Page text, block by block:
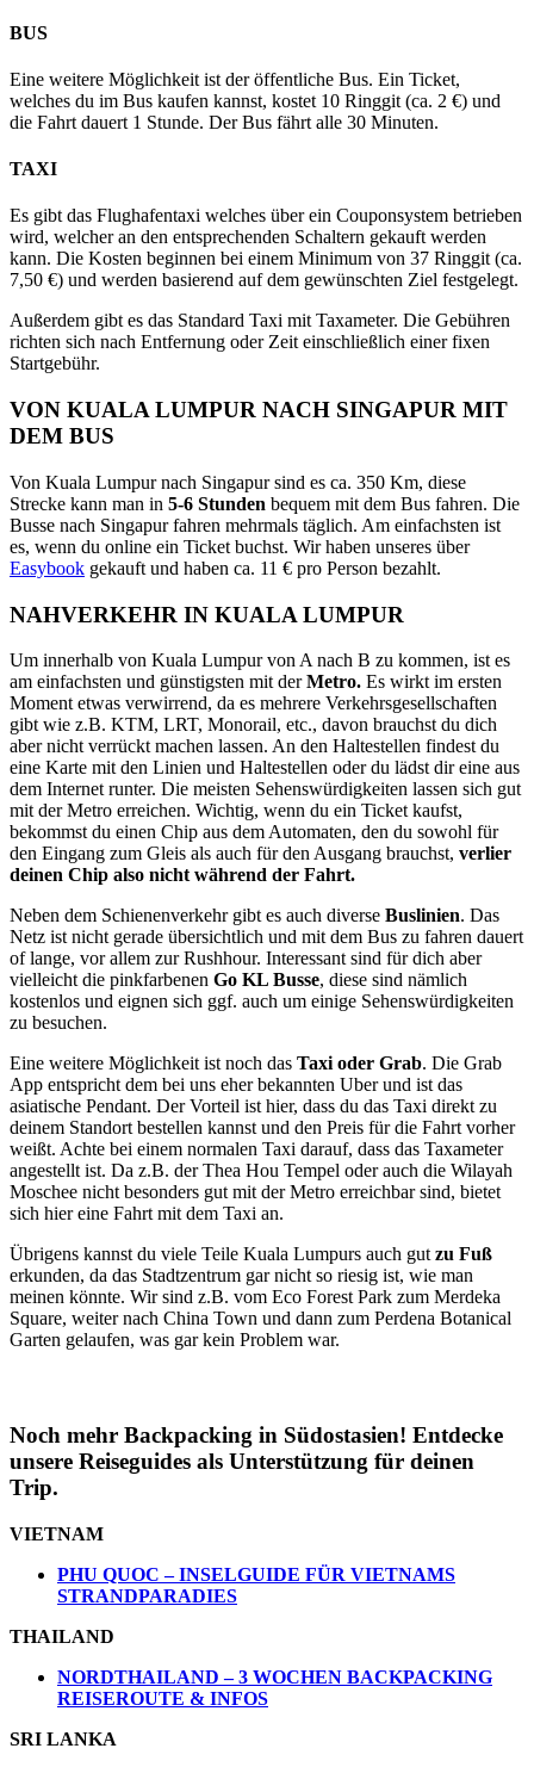
BUS
Eine weitere Möglichkeit ist der öffentliche Bus. Ein Ticket,
welches du im Bus kaufen kannst, kostet 10 Ringgit (ca. 2 €) und
die Fahrt dauert 1 Stunde. Der Bus fährt alle 30 Minuten.
TAXI
Es gibt das Flughafentaxi welches über ein Couponsystem betrieben
wird, welcher an den entsprechenden Schaltern gekauft werden
kann. Die Kosten beginnen bei einem Minimum von 37 Ringgit (ca.
7,50 €) und werden basierend auf dem gewünschten Ziel festgelegt.
Außerdem gibt es das Standard Taxi mit Taxameter. Die Gebühren
richten sich nach Entfernung oder Zeit einschließlich einer fixen
Startgebühr.
VON KUALA LUMPUR NACH SINGAPUR MIT
DEM BUS
Von Kuala Lumpur nach Singapur sind es ca. 350 Km, diese
Strecke kann man in 5-6 Stunden bequem mit dem Bus fahren. Die
Busse nach Singapur fahren mehrmals täglich. Am einfachsten ist
es, wenn du online ein Ticket buchst. Wir haben unseres über
Easybook gekauft und haben ca. 11 € pro Person bezahlt.
NAHVERKEHR IN KUALA LUMPUR
Um innerhalb von Kuala Lumpur von A nach B zu kommen, ist es
am einfachsten und günstigsten mit derMetro. Es wirkt im ersten
Moment etwas verwirrend, da es mehrere Verkehrsgesellschaften
gibt wie z.B. KTM, LRT, Monorail, etc., davon brauchst du dich
aber nicht verrückt machen lassen. An den Haltestellen findest du
eine Karte mit den Linien und Haltestellen oder du lädst dir eine aus
dem Internet runter. Die meisten Sehenswürdigkeiten lassen sich gut
mit der Metro erreichen. Wichtig, wenn du ein Ticket kaufst,
bekommst du einen Chip aus dem Automaten, den du sowohl für
den Eingang zum Gleis als auch für den Ausgang brauchst, verlier
deinen Chip also nicht während der Fahrt.
Neben dem Schienenverkehr gibt es auch diverse Buslinien. Das
Netz ist nicht gerade übersichtlich und mit dem Bus zu fahren dauert
of lange, vor allem zur Rushhour. Interessant sind für dich aber
vielleicht die pinkfarbenen Go KL Busse, diese sind nämlich
kostenlos und eignen sich ggf. auch um einige Sehenswürdigkeiten
zu besuchen.
Eine weitere Möglichkeit ist noch das Taxi oder Grab. Die Grab
App entspricht dem bei uns eher bekannten Uber und ist das
asiatische Pendant. Der Vorteil ist hier, dass du das Taxi direkt zu
deinem Standort bestellen kannst und den Preis für die Fahrt vorher
weißt. Achte bei einem normalen Taxi darauf, dass das Taxameter
angestellt ist. Da z.B. der Thea Hou Tempel oder auch die Wilayah
Moschee nicht besonders gut mit der Metro erreichbar sind, bietet
sich hier eine Fahrt mit dem Taxi an.
Übrigens kannst du viele Teile Kuala Lumpurs auch gut zu Fuß
erkunden, da das Stadtzentrum gar nicht so riesig ist, wie man
meinen könnte. Wir sind z.B. vom Eco Forest Park zum Merdeka
Square, weiter nach China Town und dann zum Perdena Botanical
Garten gelaufen, was gar kein Problem war.
Noch mehr Backpacking in Südostasien! Entdecke
unsere Reiseguides als Unterstützung für deinen
Trip.
VIETNAM
PHU QUOC – INSELGUIDE FÜR VIETNAMS
STRANDPARADIES
THAILAND
NORDTHAILAND – 3 WOCHEN BACKPACKING
REISEROUTE & INFOS
SRI LANKA